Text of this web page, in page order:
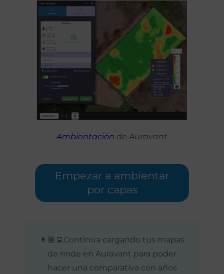
Ambientación de Auravant
Empezar a ambientar
por capas
👩🏽‍💻Continúa cargando tus mapas
de rinde en Auravant para poder
hacer una comparativa con años